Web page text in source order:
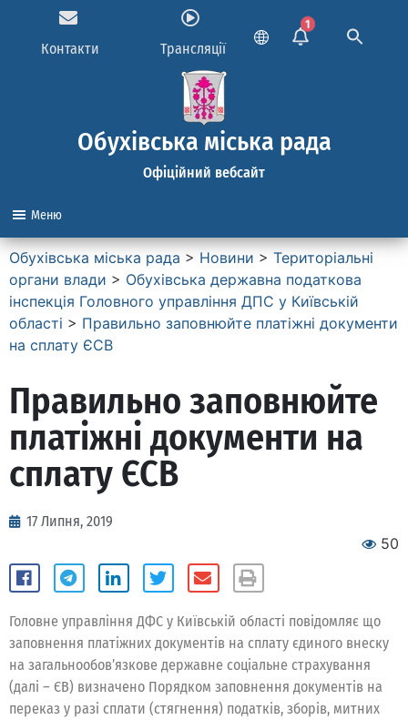
Контакти Трансляції
1
Обухівська міська рада
Офіційний вебсайт
Меню
Обухівська міська рада > Новини > Територіальні
органи влади > Обухівська державна податкова
інспекція Головного управління ДПС у Київській
області > Правильно заповнюйте платіжні документи
на сплату ЄСВ
Правильно заповнюйте
платіжні документи на
сплату ЄСВ
17 Липня, 2019
50
Головне управління ДФС у Київській області повідомляє що
заповнення платіжних документів на сплату єдиного внеску
на загальнообов’язкове державне соціальне страхування
(далі – ЄВ) визначено Порядком заповнення документів на
переказ у разі сплати (стягнення) податків, зборів, митних